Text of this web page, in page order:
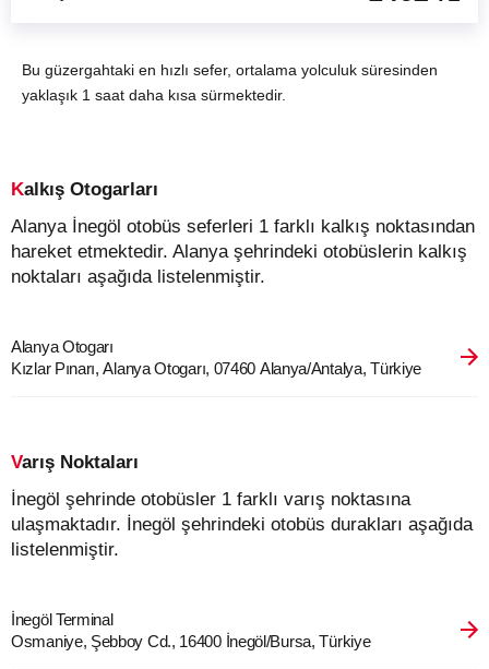
Bu güzergahtaki en hızlı sefer, ortalama yolculuk süresinden
yaklaşık 1 saat daha kısa sürmektedir.
Kalkış Otogarları
Alanya İnegöl otobüs seferleri 1 farklı kalkış noktasından
hareket etmektedir. Alanya şehrindeki otobüslerin kalkış
noktaları aşağıda listelenmiştir.
Alanya Otogarı
Kızlar Pınarı, Alanya Otogarı, 07460 Alanya/Antalya, Türkiye
Varış Noktaları
İnegöl şehrinde otobüsler 1 farklı varış noktasına
ulaşmaktadır. İnegöl şehrindeki otobüs durakları aşağıda
listelenmiştir.
İnegöl Terminal
Osmaniye, Şebboy Cd., 16400 İnegöl/Bursa, Türkiye